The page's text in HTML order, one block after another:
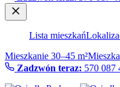
Lista mieszkań
Mieszkanie 30–45 m²
Zadzwón teraz: 570 087